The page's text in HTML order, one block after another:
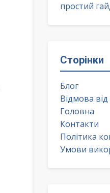
простий
Сторінки
Блог
Відмова від
Головна
Контакти
Політика
Умови